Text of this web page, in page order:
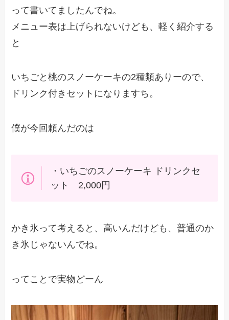
って書いてましたんでね。
メニュー表は上げられないけども、軽く紹介する
と
いちごと桃のスノーケーキの2種類ありーので、
ドリンク付きセットになりますち。
僕が今回頼んだのは
・いちごのスノーケーキ ドリンクセ
ット 2,000円
かき氷って考えると、高いんだけども、普通のか
き氷じゃないんでね。
ってことで実物どーん